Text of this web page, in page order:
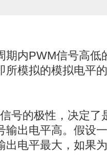
期内PWM信号高低
所模拟的模拟电平
号的极性，决定了
输出电平高。假设
出电平最大，如果